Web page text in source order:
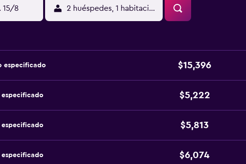
15/8 2 huéspedes, 1 habitación
especificado $15,396
especificado $5,222
especificado $5,813
especificado $6,074